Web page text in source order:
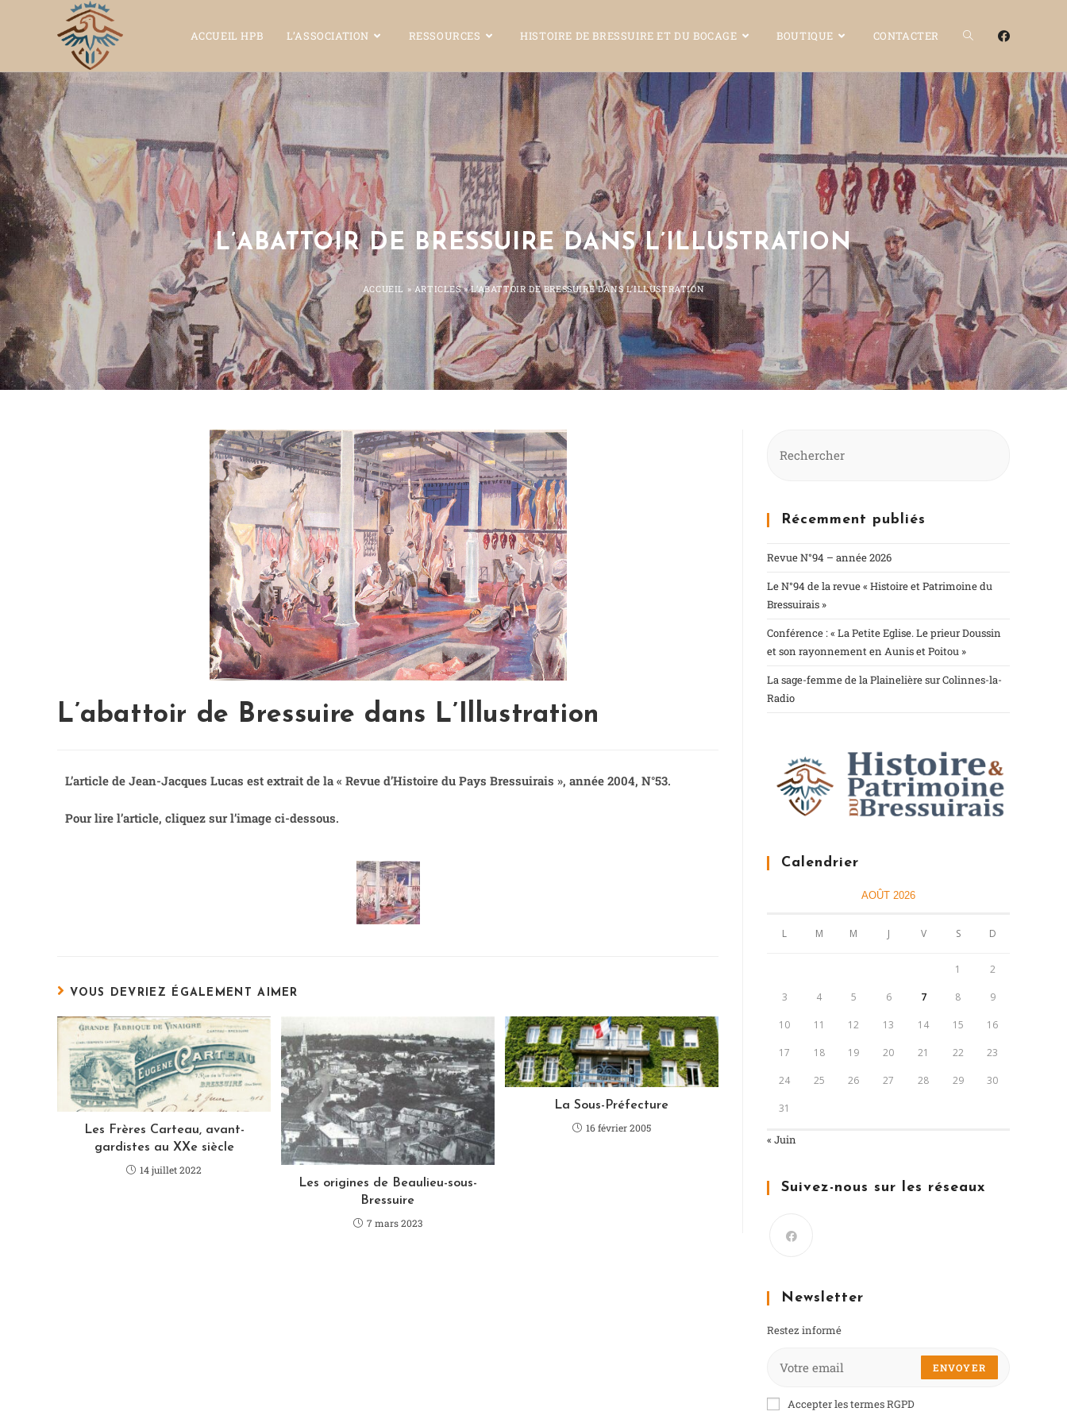
ACCUEIL HPB L’ASSOCIATION RESSOURCES HISTOIRE DE BRESSUIRE ET DU BOCAGE BOUTIQUE CONTACTER
L’ABATTOIR DE BRESSUIRE DANS L’ILLUSTRATION
ACCUEIL » ARTICLES»L’ABATTOIR DE BRESSUIRE DANS L’ILLUSTRATION
L’abattoir de Bressuire dans L’Illustration
L’article de Jean-Jacques Lucas est extrait de la « Revue d’Histoire du Pays Bressuirais », année 2004, N°53.
Pour lire l’article, cliquez sur l’image ci-dessous.
VOUS DEVRIEZ ÉGALEMENT AIMER
Les Frères Carteau, avant-
gardistes au XXe siècle
14 juillet 2022
Les origines de Beaulieu-sous-
Bressuire
7 mars 2023
La Sous-Préfecture
16 février 2005
Récemment publiés
Revue N°94 – année 2026
Le N°94 de la revue « Histoire et Patrimoine du
Bressuirais »
Conférence : « La Petite Eglise. Le prieur Doussin
et son rayonnement en Aunis et Poitou »
La sage-femme de la Plainelière sur Colinnes-la-
Radio
Calendrier
AOÛT 2026
L M M J V S D
1 2
3 4 5 6 7 8 9
10 11 12 13 14 15 16
17 18 19 20 21 22 23
24 25 26 27 28 29 30
31
« Juin
Suivez-nous sur les réseaux
Newsletter
Restez informé
ENVOYER
Accepter les termes RGPD